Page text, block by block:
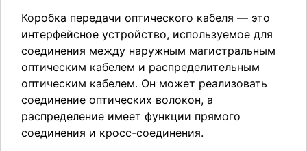
Коробка передачи оптического кабеля — это
интерфейсное устройство, используемое для
соединения между наружным магистральным
оптическим кабелем и распределительным
оптическим кабелем. Он может реализовать
соединение оптических волокон, а
распределение имеет функции прямого
соединения и кросс-соединения.